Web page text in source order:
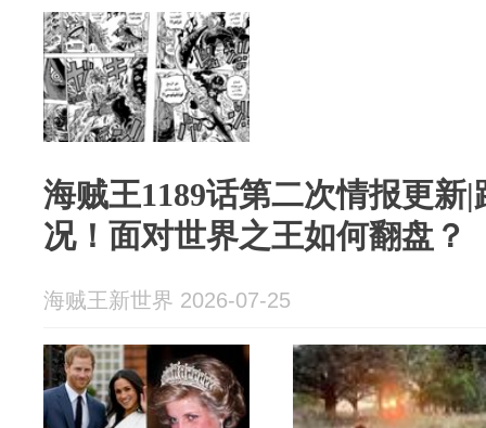
海贼王1189话第二次情报更新
况！面对世界之王如何翻盘？
海贼王新世界 2026-07-25